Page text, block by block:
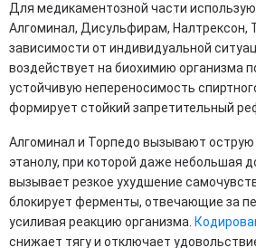
Для медикаментозной части
Алгоминал, Дисульфирам, Налтрексон,
зависимости от индивидуальной
воздействует на биохимию организма
устойчивую непереносимость
формирует стойкий запретительный
Алгоминал и Торпедо вызывают острую
этанолу, при которой даже небольшая
вызывает резкое ухудшение
блокирует ферменты, отвечающие за
усиливая реакцию организма.
снижает тягу и отключает